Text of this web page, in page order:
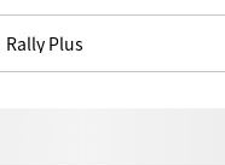
Rally Plus